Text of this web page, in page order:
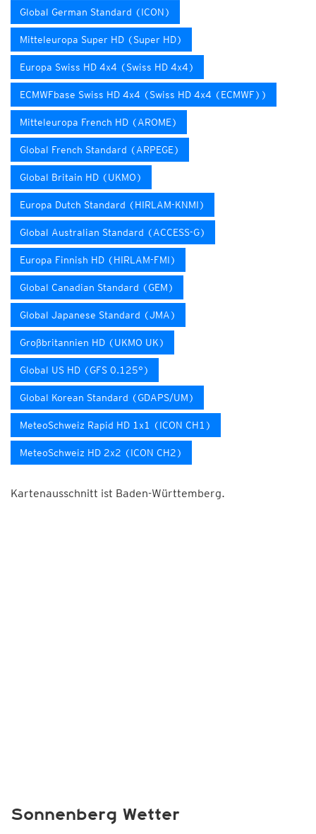
Global German Standard (ICON)
Mitteleuropa Super HD (Super HD)
Europa Swiss HD 4x4 (Swiss HD 4x4)
ECMWFbase Swiss HD 4x4 (Swiss HD 4x4 (ECMWF))
Mitteleuropa French HD (AROME)
Global French Standard (ARPEGE)
Global Britain HD (UKMO)
Europa Dutch Standard (HIRLAM-KNMI)
Global Australian Standard (ACCESS-G)
Europa Finnish HD (HIRLAM-FMI)
Global Canadian Standard (GEM)
Global Japanese Standard (JMA)
Großbritannien HD (UKMO UK)
Global US HD (GFS 0.125°)
Global Korean Standard (GDAPS/UM)
MeteoSchweiz Rapid HD 1x1 (ICON CH1)
MeteoSchweiz HD 2x2 (ICON CH2)
Kartenausschnitt ist Baden-Württemberg.
Sonnenberg Wetter